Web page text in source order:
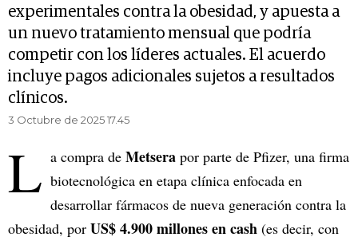
experimentales contra la obesidad, y apuesta a
un nuevo tratamiento mensual que podría
competir con los líderes actuales. El acuerdo
incluye pagos adicionales sujetos a resultados
clínicos.
3 Octubre de 2025 17.45
L a compra de Metsera por parte de Pfizer, una firma
biotecnológica en etapa clínica enfocada en
desarrollar fármacos de nueva generación contra la
obesidad, por US$ 4.900 millones en cash (es decir, con